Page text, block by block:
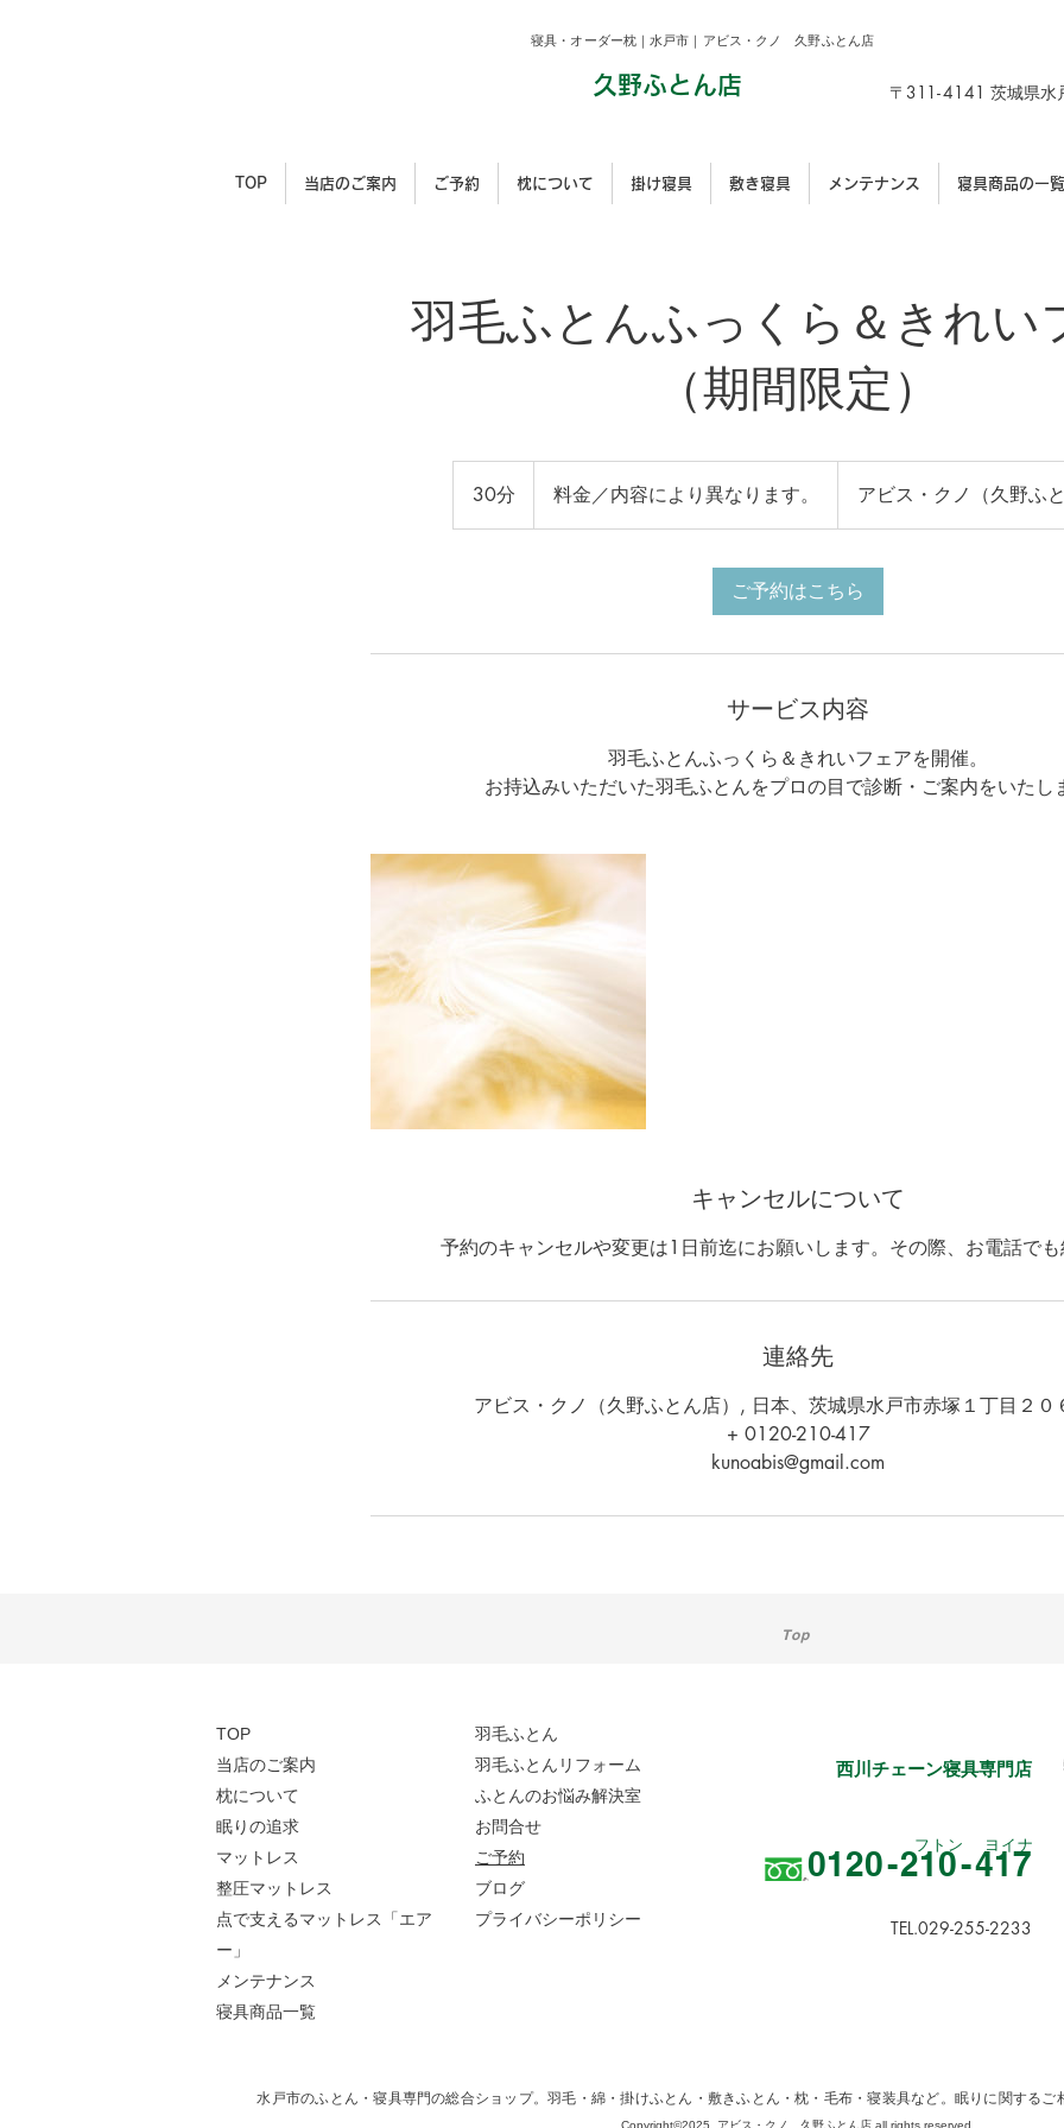
久野ふとん店
寝具・オーダー枕｜水戸市｜ アビス・クノ 久野ふとん店
〒 31 1-4141 茨城県水
TOP 当店のご案内 ご予約 枕について 掛け寝具 敷き寝具 メンテナンス 寝具商品の一覧
羽毛ふとんふっくら＆きれい
（期間限定）
30分
0
ま
料金／内容により異なります。 アビス・クノ（久野ふと
ご予約はこちら
サービス内容
羽毛ふとんふっくら＆きれいフェアを開催。
キャンセルについて
予約のキャンセルや変更は1日前迄にお願いします。その際、お電話でも
連絡先
アビス・クノ（久野ふとん店）, 日本、茨城県水戸市赤塚１丁目２０
+ 0120-210-417
kunoabis@gmail.com
Top
TOP
当店のご案内
枕について
眠りの追求
マットレス
整圧マットレス
点で支えるマットレス「エア
ー」
メンテナンス
寝具商品一覧
羽毛ふとん
羽毛ふとんリフォーム
ふとんのお悩み解決室
お問合せ
ご予約
​ブログ
​プライバシーポリシー
0120-210-417
西川チェーン寝具専門店
フトン ​ヨイナ
TEL.029-255-2233
水戸市のふとん・寝具専門の総合ショップ。羽毛・綿・掛けふとん・敷きふとん・枕・毛布・寝装具など。眠りに関する
Copyright©2025. アビス・クノ 久野ふとん店 all rights reserved.